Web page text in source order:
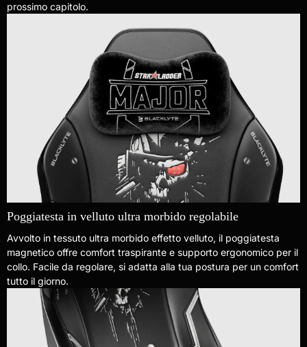
prossimo capitolo.
Poggiatesta in velluto ultra morbido regolabile
Avvolto in tessuto ultra morbido effetto velluto, il poggiatesta
magnetico offre comfort traspirante e supporto ergonomico per il
collo. Facile da regolare, si adatta alla tua postura per un comfort
tutto il giorno.